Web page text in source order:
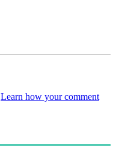
Learn how your comment